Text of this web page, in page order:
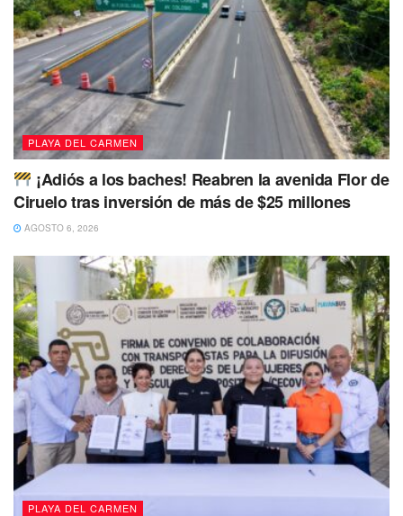
PLAYA DEL CARMEN
¡Adiós a los baches! Reabren la avenida Flor de
Ciruelo tras inversión de más de $25 millones
AGOSTO 6, 2026
PLAYA DEL CARMEN